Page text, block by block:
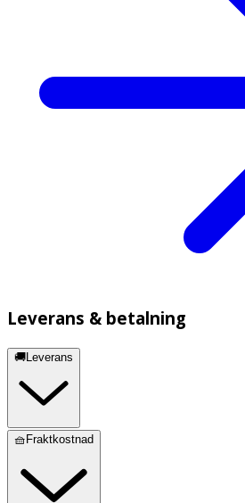
Leverans & betalning
🚚Leverans
🧺Fraktkostnad